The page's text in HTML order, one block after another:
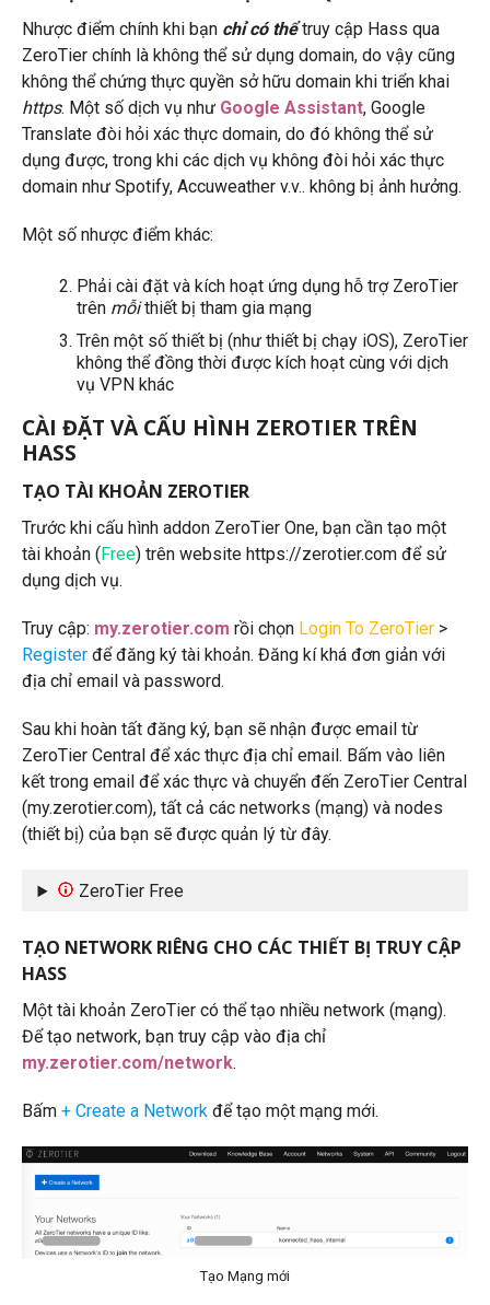
Nhược điểm chính khi bạn chỉ có thể truy cập Hass qua
ZeroTier chính là không thể sử dụng domain, do vậy cũng
không thể chứng thực quyền sở hữu domain khi triển khai
https. Một số dịch vụ như Google Assistant, Google
Translate đòi hỏi xác thực domain, do đó không thể sử
dụng được, trong khi các dịch vụ không đòi hỏi xác thực
domain như Spotify, Accuweather v.v.. không bị ảnh hưởng.
Một số nhược điểm khác:
Phải cài đặt và kích hoạt ứng dụng hỗ trợ ZeroTier
trên mỗithiết bị tham gia mạng
Trên một số thiết bị (như thiết bị chạy iOS), ZeroTier
không thể đồng thời được kích hoạt cùng với dịch
vụ VPN khác
CÀI ĐẶT VÀ CẤU HÌNH ZEROTIER TRÊN
HASS
TẠO TÀI KHOẢN ZEROTIER
Trước khi cấu hình addon ZeroTier One, bạn cần tạo một
tài khoản ( Free) trên website https://zerotier.com để sử
dụng dịch vụ.
Truy cập: my.zerotier.com rồi chọn Login To ZeroTier>
Registerđể đăng ký tài khoản. Đăng kí khá đơn giản với
địa chỉ email và password.
Sau khi hoàn tất đăng ký, bạn sẽ nhận được email từ
ZeroTier Central để xác thực địa chỉ email. Bấm vào liên
kết trong email để xác thực và chuyển đến ZeroTier Central
(my.zerotier.com), tất cả các networks (mạng) và nodes
(thiết bị) của bạn sẽ được quản lý từ đây.
ZeroTier Free
TẠO NETWORK RIÊNG CHO CÁC THIẾT BỊ TRUY CẬP
HASS
Một tài khoản ZeroTier có thể tạo nhiều network (mạng).
Để tạo network, bạn truy cập vào địa chỉ
my.zerotier.com/network.
Bấm + Create a Networkđể tạo một mạng mới.
Tạo Mạng mới